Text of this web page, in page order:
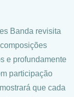
Banda revisita
e profundamente
participação
que cada